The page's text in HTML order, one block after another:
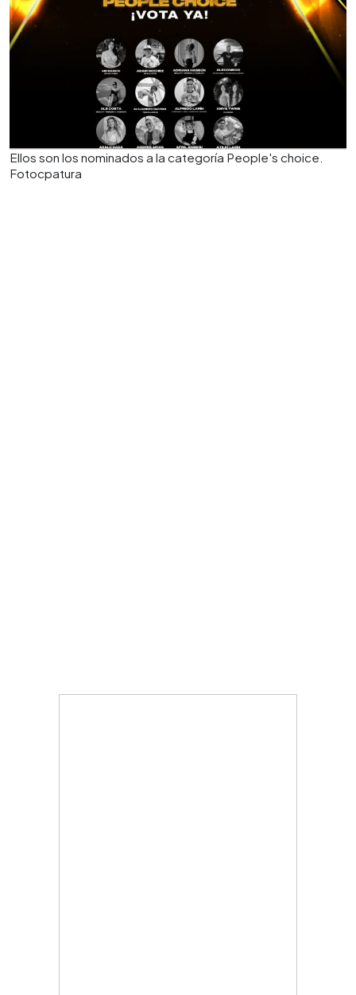
Ellos son los nominados a la categoría People's choice.
Fotocpatura